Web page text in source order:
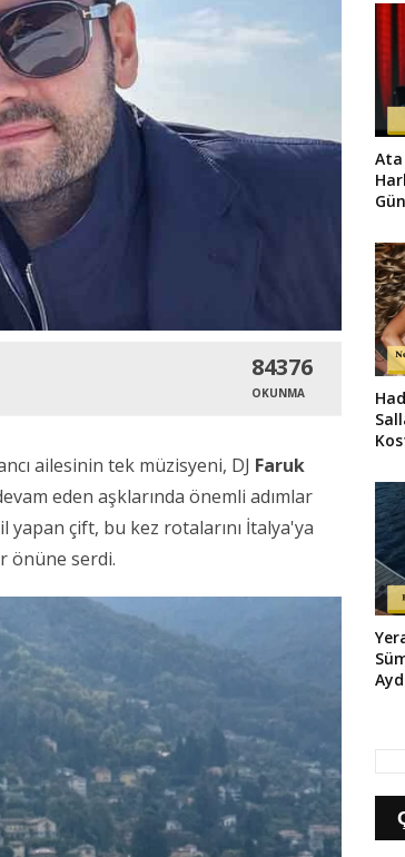
84376
OKUNMA
ailesinin tek müzisyeni, DJ Faruk
eden aşklarında önemli adımlar
yapan çift, bu kez rotalarını İtalya'ya
önüne serdi.